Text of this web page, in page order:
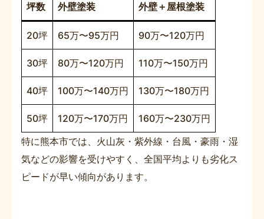
坪数 外壁塗装 外壁＋屋根塗装
20坪 65万〜95万円 90万〜120万円
30坪 80万〜120万円 110万〜150万円
40坪 100万〜140万円 130万〜180万円
50坪 120万〜170万円
160万〜230万円
特に熊本市では、火山灰・紫外線・台風・豪雨・湿
気などの影響を受けやすく、全国平均よりも劣化ス
ピードが早い傾向があります。